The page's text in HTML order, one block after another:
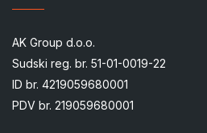
AK Group d.o.o.
Sudski reg. br. 51-01-0019-22
ID br. 4219059680001
PDV br. 219059680001